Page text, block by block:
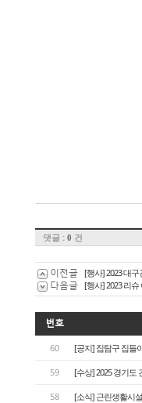
댓글 : 0 건
이전글 [행사] 2023 대
다음글 [행사] 2023 리슈
번호
60 [공지] 집탐구 집들
59 [수상] 2025 경기도
58 [소식] 근린생활시설